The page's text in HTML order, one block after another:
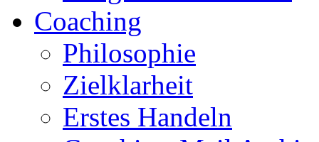
Coaching
Philosophie
Zielklarheit
Erstes Handeln